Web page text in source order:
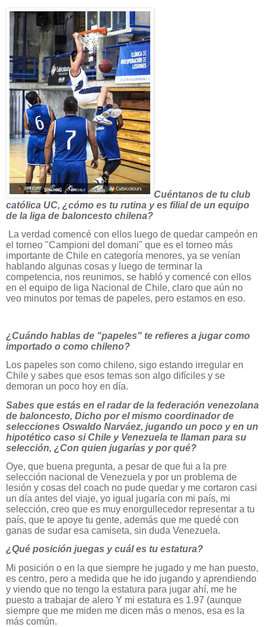
Cuéntanos de tu club
católica UC, ¿cómo es tu rutina y es filial de un equipo
de la liga de baloncesto chilena?
La verdad comencé con ellos luego de quedar campeón en
el torneo "Campioni del domani" que es el torneo más
importante de Chile en categoría menores, ya se venían
hablando algunas cosas y luego de terminar la
competencia, nos reunimos, se habló y comencé con ellos
en el equipo de liga Nacional de Chile, claro que aún no
veo minutos por temas de papeles, pero estamos en eso.
¿Cuándo hablas de "papeles" te refieres a jugar como
importado o como chileno?
Los papeles son como chileno, sigo estando irregular en
Chile y sabes que esos temas son algo difíciles y se
demoran un poco hoy en día.
Sabes que estás en el radar de la federación venezolana
de baloncesto, Dicho por el mismo coordinador de
selecciones Oswaldo Narváez, jugando un poco y en un
hipotético caso si Chile y Venezuela te llaman para su
selección, ¿Con quien jugarías y por qué?
Oye, que buena pregunta, a pesar de que fui a la pre
selección nacional de Venezuela y por un problema de
lesión y cosas del coach no pude quedar y me cortaron casi
un día antes del viaje, yo igual jugaría con mi país, mi
selección, creo que es muy enorgullecedor representar a tu
país, que te apoye tu gente, además que me quedé con
ganas de sudar esa camiseta, sin duda Venezuela.
¿Qué posición juegas y cuál es tu estatura?
Mi posición o en la que siempre he jugado y me han puesto,
es centro, pero a medida que he ido jugando y aprendiendo
y viendo que no tengo la estatura para jugar ahí, me he
puesto a trabajar de alero Y mi estatura es 1.97 (aunque
siempre que me miden me dicen más o menos, esa es la
más común.